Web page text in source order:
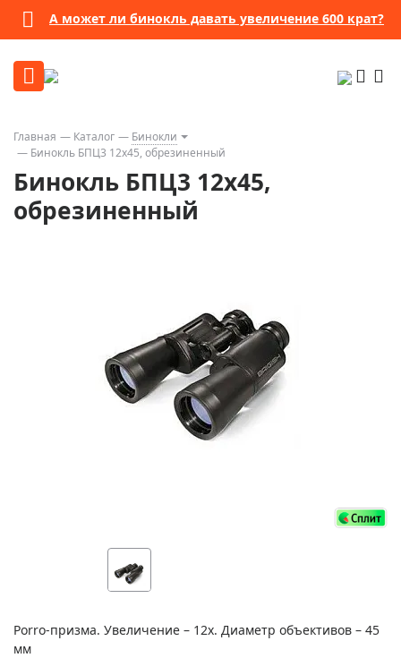
А может ли бинокль давать увеличение 600 крат?
Главная Каталог
Бинокли
Бинокль БПЦ3 12х45, обрезиненный
Бинокль БПЦ3 12х45,
обрезиненный
Porro-призма. Увеличение – 12х. Диаметр объективов – 45
мм